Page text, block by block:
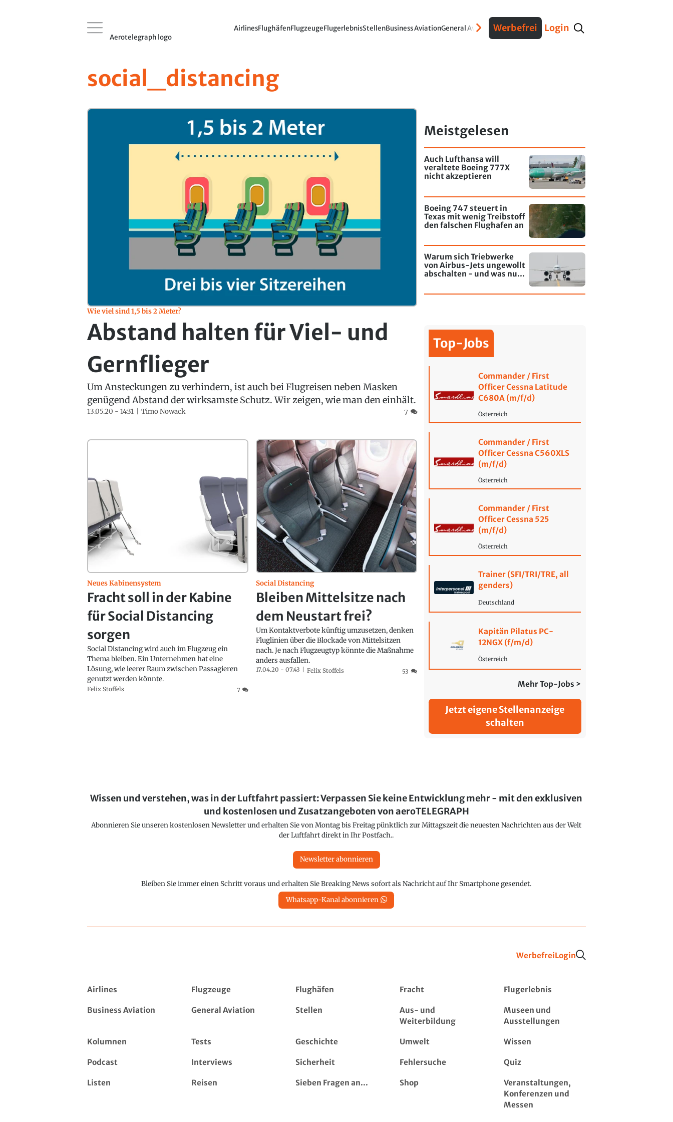
Aerotelegraph logo
AirlinesFlughäfenFlugzeugeFlugerlebnisStellenBusiness AviationGeneral AviationVerteidigungInterviews Fracht
Werbefrei Login
social_distancing
Wie viel sind 1,5 bis 2 Meter?
Abstand halten für Viel- und
Gernflieger
Um Ansteckungen zu verhindern, ist auch bei Flugreisen neben Masken
genügend Abstand der wirksamste Schutz. Wir zeigen, wie man den einhält.
13.05.20 - 14:31 Timo Nowack 7
Neues Kabinensystem
Fracht soll in der Kabine
für Social Distancing
sorgen
Social Distancing wird auch im Flugzeug ein
Thema bleiben. Ein Unternehmen hat eine
Lösung, wie leerer Raum zwischen Passagieren
genutzt werden könnte.
Felix Stoffels 7
Social Distancing
Bleiben Mittelsitze nach
dem Neustart frei?
Um Kontaktverbote künftig umzusetzen, denken
Fluglinien über die Blockade von Mittelsitzen
nach. Je nach Flugzeugtyp könnte die Maßnahme
anders ausfallen.
17.04.20 - 07:43 Felix Stoffels 53
Meistgelesen
Auch Lufthansa will
veraltete Boeing 777X
nicht akzeptieren
Boeing 747 steuert in
Texas mit wenig Treibstoff
den falschen Flughafen an
Warum sich Triebwerke
von Airbus-Jets ungewollt
abschalten - und was nun
Top-Jobs
Commander / First
Officer Cessna Latitude
C680A (m/f/d)
Österreich
Commander / First
Officer Cessna C560XLS
(m/f/d)
Österreich
Commander / First
Officer Cessna 525
(m/f/d)
Österreich
Trainer (SFI/TRI/TRE, all
genders)
Deutschland
Kapitän Pilatus PC-
12NGX (f/m/d)
Österreich
Mehr Top-Jobs >
Jetzt eigene Stellenanzeige
schalten
Wissen und verstehen, was in der Luftfahrt passiert: Verpassen Sie keine Entwicklung mehr - mit den exklusiven
und kostenlosen und Zusatzangeboten von aeroTELEGRAPH
Abonnieren Sie unseren kostenlosen Newsletter und erhalten Sie von Montag bis Freitag pünktlich zur Mittagszeit die neuesten Nachrichten aus der Welt
der Luftfahrt direkt in Ihr Postfach..
Newsletter abonnieren
Bleiben Sie immer einen Schritt voraus und erhalten Sie Breaking News sofort als Nachricht auf Ihr Smartphone gesendet.
Whatsapp-Kanal abonnieren
WerbefreiLogin
Airlines Flugzeuge Flughäfen Fracht Flugerlebnis
Business Aviation General Aviation Stellen
Aus- und
Weiterbildung
Museen und
Ausstellungen
Kolumnen Tests Geschichte Umwelt Wissen
Podcast Interviews Sicherheit Fehlersuche Quiz
Listen Reisen Sieben Fragen an... Shop
Veranstaltungen,
Konferenzen und
Messen